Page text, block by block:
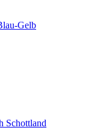
Gelb
Schottland